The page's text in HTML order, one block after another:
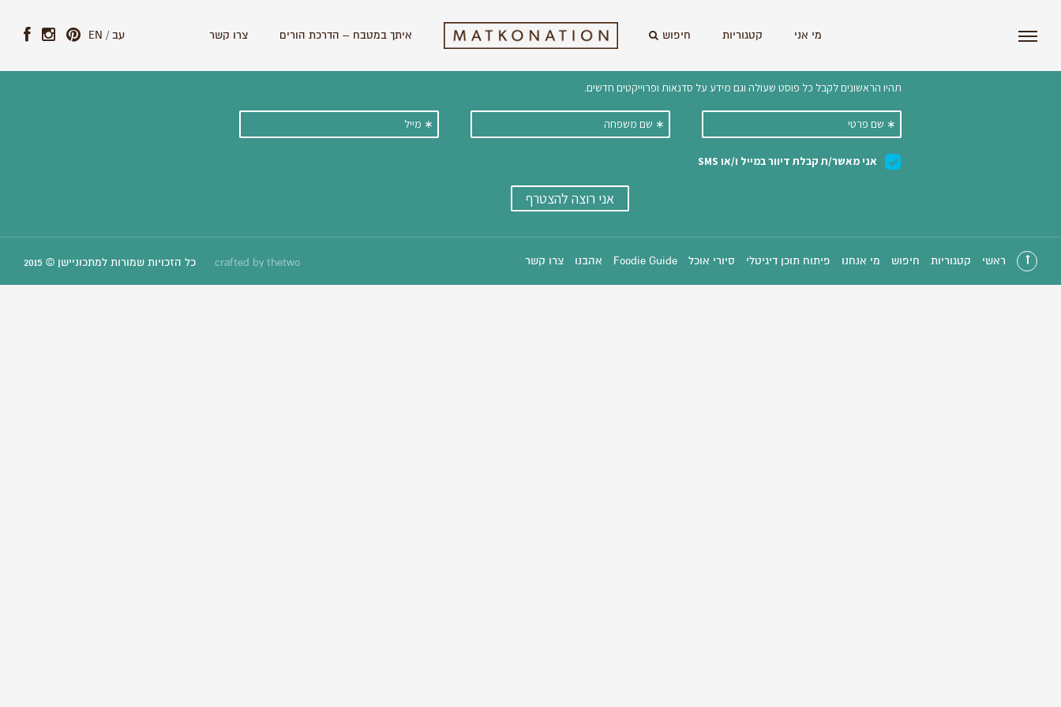
מי אני קטגוריות חיפוש איתך במטבח – הדרכת הורים צרו קשר EN / עב
הצטרפו לניוזלטר שלנו וקבלו ישירות למייל עדכונים על מתכונים וסיפורים חדשים:
ראשי קטגוריות חיפוש מי אנחנו פיתוח תוכן דיגיטלי סיורי אוכל Foodie Guide אהבנו צרו קשר crafted by thetwo כל הזכויות שמורות למתכוניישן © 2015